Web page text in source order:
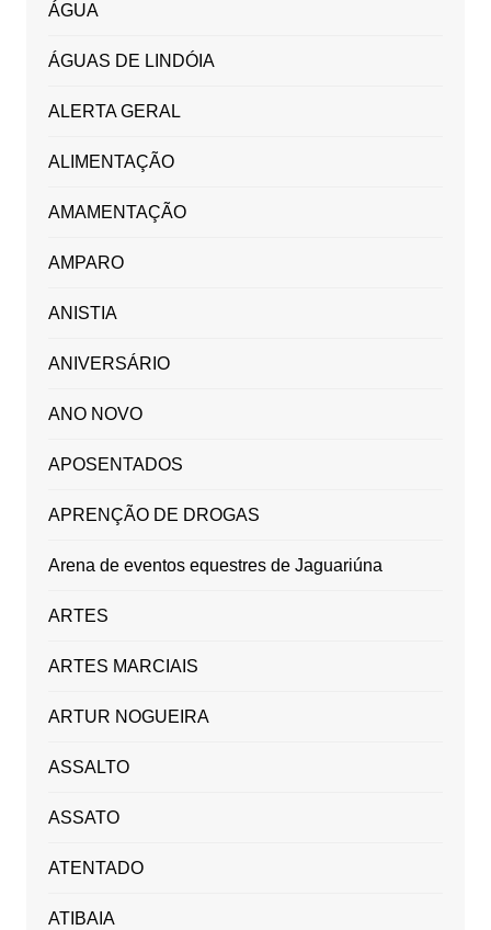
ÁGUA
ÁGUAS DE LINDÓIA
ALERTA GERAL
ALIMENTAÇÃO
AMAMENTAÇÃO
AMPARO
ANISTIA
ANIVERSÁRIO
ANO NOVO
APOSENTADOS
APRENÇÃO DE DROGAS
Arena de eventos equestres de Jaguariúna
ARTES
ARTES MARCIAIS
ARTUR NOGUEIRA
ASSALTO
ASSATO
ATENTADO
ATIBAIA